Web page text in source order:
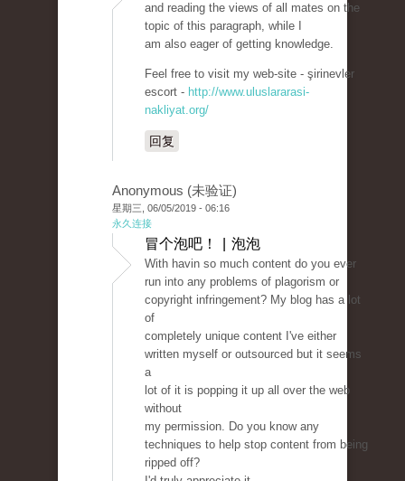
and reading the views of all mates on the
topic of this paragraph, while I
am also eager of getting knowledge.
Feel free to visit my web-site - şirinevler
escort - http://www.uluslararasi-
nakliyat.org/
回复
Anonymous (未验证)
星期三, 06/05/2019 - 06:16
永久连接
冒个泡吧！ | 泡泡
With havin so much content do you ever
run into any problems of plagorism or
copyright infringement? My blog has a lot
of
completely unique content I've either
written myself or outsourced but it seems
a
lot of it is popping it up all over the web
without
my permission. Do you know any
techniques to help stop content from being
ripped off?